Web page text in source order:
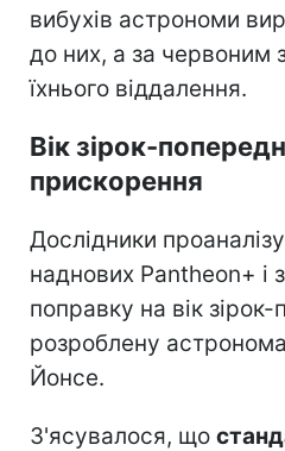
вибухів астрономи
до них, а за червоним
їхнього віддалення.
Вік зірок-
прискорення
Дослідники
наднових Pantheon+ і
поправку на вік зірок-
розроблену
Йонсе.
З'ясувалося, що